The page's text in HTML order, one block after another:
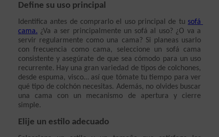
Define su uso principal
Identifica antes de comprarlo el uso principal de tu sofá
cama. ¿Va a ser principalmente un sofá al uso? ¿O va a
servir regularmente como una cama? Si planeas usarlo
con frecuencia como cama, seleccione un sofá cama
consistente y asegúrate de que sea cómodo para un uso
recurrente. Hay una gran variedad de tipos de colchones,
desde espuma, visco… así que tómate tu tiempo para ver
qué tipo de colchón necesitas. Además, no olvides buscar
una cama con un mecanismo de apertura y cierre
simple.
Elije un estilo adecuado